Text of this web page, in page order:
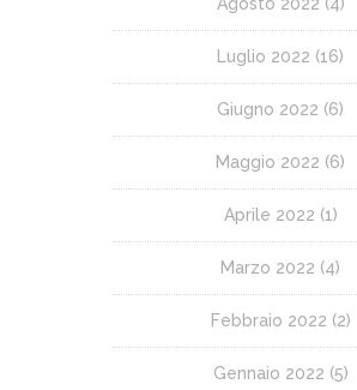
Luglio 2022 (16)
Giugno 2022 (6)
Maggio 2022 (6)
Aprile 2022 (1)
Marzo 2022 (4)
Febbraio 2022 (2)
Gennaio 2022 (5)